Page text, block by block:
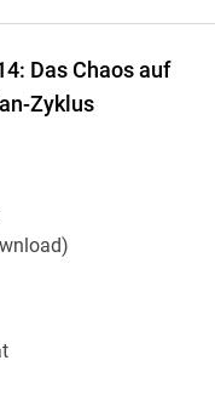
Das Chaos auf
Zyklus